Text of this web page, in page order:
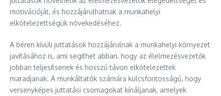
motivációját, és hozzájárulhatnak a munkahelyi
elkötelezettségük növekedéséhez.
A béren kívüli juttatások hozzájárulnak a munkahelyi környezet
javításához is, ami segíthet abban, hogy az élelmezésvezetők
jobban teljesítsenek és hosszú távon elkötelezettek
maradjanak. A munkáltatók számára kulcsfontosságú, hogy
versenyképes juttatási csomagokat kínáljanak, amelyek